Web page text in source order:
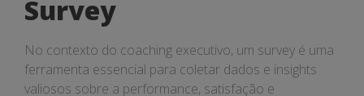
Survey
No contexto do coaching executivo, um survey é uma
ferramenta essencial para coletar dados e insights
valiosos sobre a performance, satisfação e